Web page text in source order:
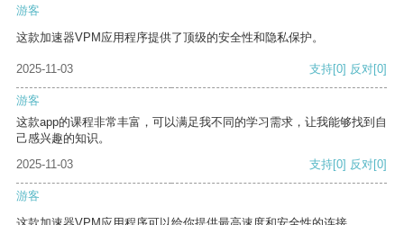
游客
这款加速器VPM应用程序提供了顶级的安全性和隐私保护。
2025-11-03 支持[0] 反对[0]
游客
这款app的课程非常丰富，可以满足我不同的学习需求，让我能够找到自
己感兴趣的知识。
2025-11-03
支持[0] 反对[0]
游客